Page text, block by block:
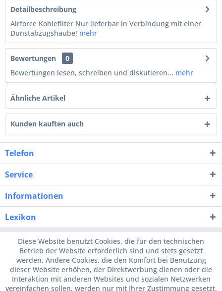
Detailbeschreibung
Airforce Kohlefilter Nur lieferbar in Verbindung mit einer
Dunstabzugshaube! mehr
Bewertungen
0
Bewertungen lesen, schreiben und diskutieren... mehr
Ähnliche Artikel
Kunden kauften auch
Telefon
Service
Informationen
Lexikon
Diese Website benutzt Cookies, die für den technischen
Betrieb der Website erforderlich sind und stets gesetzt
werden. Andere Cookies, die den Komfort bei Benutzung
dieser Website erhöhen, der Direktwerbung dienen oder die
Interaktion mit anderen Websites und sozialen Netzwerken
vereinfachen sollen, werden nur mit Ihrer Zustimmung gesetzt.